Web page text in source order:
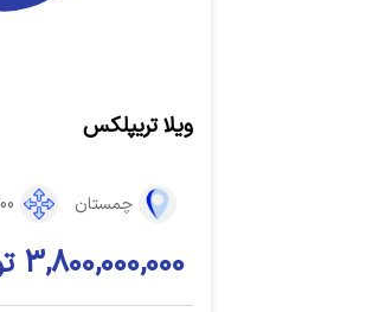
ویلا تریپلکس
چمستان
3,800,000,000 تومــان